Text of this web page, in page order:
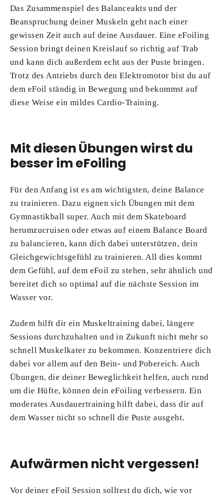
Das Zusammenspiel des Balanceakts und der
Beanspruchung deiner Muskeln geht nach einer
gewissen Zeit auch auf deine Ausdauer. Eine eFoiling
Session bringt deinen Kreislauf so richtig auf Trab
und kann dich außerdem echt aus der Puste bringen.
Trotz des Antriebs durch den Elektromotor bist du auf
dem eFoil ständig in Bewegung und bekommst auf
diese Weise ein mildes Cardio-Training.
Mit diesen Übungen wirst du
besser im eFoiling
Für den Anfang ist es am wichtigsten, deine Balance
zu trainieren. Dazu eignen sich Übungen mit dem
Gymnastikball super. Auch mit dem Skateboard
herumzucruisen oder etwas auf einem Balance Board
zu balancieren, kann dich dabei unterstützen, dein
Gleichgewichtsgefühl zu trainieren. All dies kommt
dem Gefühl, auf dem eFoil zu stehen, sehr ähnlich und
bereitet dich so optimal auf die nächste Session im
Wasser vor.
Zudem hilft dir ein Muskeltraining dabei, längere
Sessions durchzuhalten und in Zukunft nicht mehr so
schnell Muskelkater zu bekommen. Konzentriere dich
dabei vor allem auf den Bein- und Pobereich. Auch
Übungen, die deiner Beweglichkeit helfen, auch rund
um die Hüfte, können dein eFoiling verbessern. Ein
moderates Ausdauertraining hilft dabei, dass dir auf
dem Wasser nicht so schnell die Puste ausgeht.
Aufwärmen nicht vergessen!
Vor deiner eFoil Session solltest du dich, wie vor